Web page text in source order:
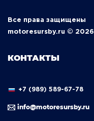
Все права защищены
motoresursby.ru © 2026
КОНТАКТЫ
+7 (989) 589-67-78
info@motoresursby.ru